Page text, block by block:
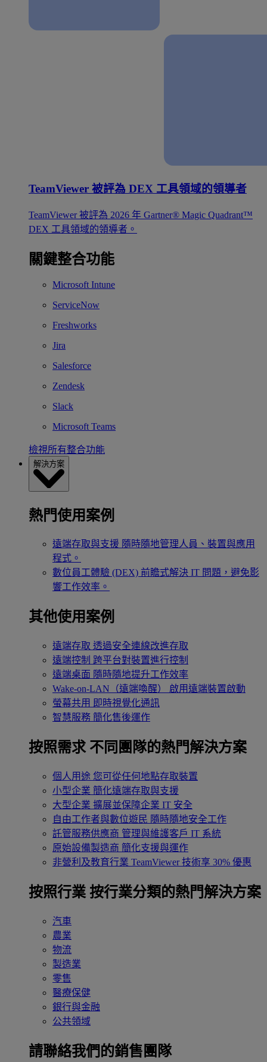
TeamViewer 被評為 DEX 工具領域的領導者
TeamViewer 被評為 2026 年 Gartner® Magic Quadrant™
DEX 工具領域的領導者。
關鍵整合功能
Microsoft Intune
ServiceNow
Freshworks
Jira
Salesforce
Zendesk
Slack
Microsoft Teams
檢視所有整合功能
解決方案
熱門使用案例
遠端存取與支援 隨時隨地管理人員、裝置與應用
程式。
數位員工體驗 (DEX) 前瞻式解決 IT 問題，避免影
響工作效率。
其他使用案例
遠端存取 透過安全連線改進存取
遠端控制 跨平台對裝置進行控制
遠端桌面 隨時隨地提升工作效率
Wake-on-LAN（遠端喚醒）
啟用遠端裝置啟動
螢幕共用 即時視覺化通訊
智慧服務 簡化售後運作
按照需求 不同團隊的熱門解決方案
個人用途 您可從任何地點存取裝置
小型企業 簡化遠端存取與支援
大型企業 擴展並保障企業 IT 安全
自由工作者與數位遊民 隨時隨地安全工作
託管服務供應商 管理與維護客戶 IT 系統
原始設備製造商 簡化支援與運作
非營利及教育行業 TeamViewer 技術享 30% 優惠
按照行業 按行業分類的熱門解決方案
汽車
農業
物流
製造業
零售
醫療保健
銀行與金融
公共領域
請聯絡我們的銷售團隊